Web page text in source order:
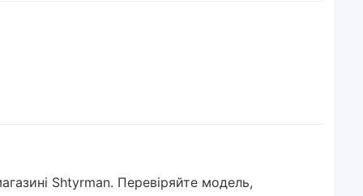
Shtyrman. Перевіряйте модель,